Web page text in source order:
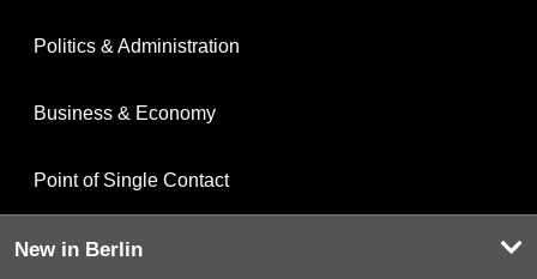
Politics & Administration
Business & Economy
Point of Single Contact
New in Berlin